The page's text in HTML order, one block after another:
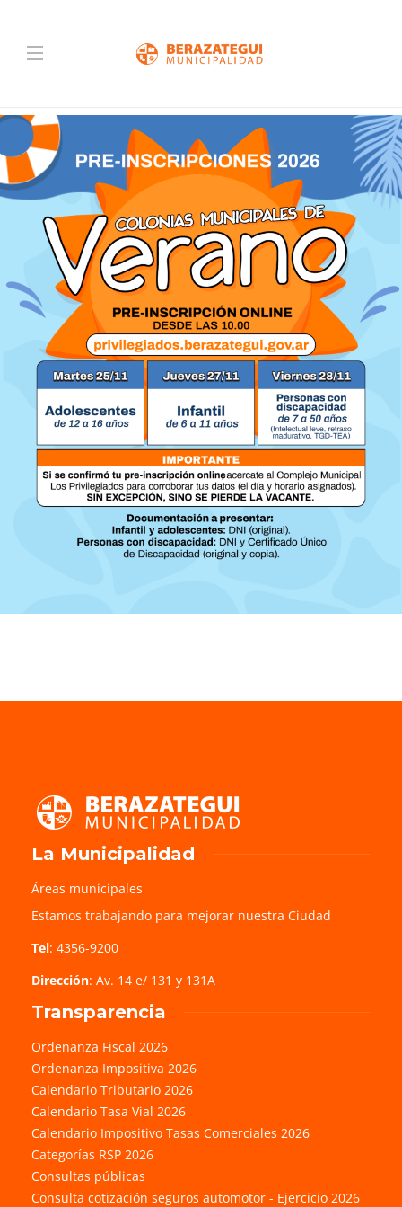
La Municipalidad
Áreas municipales
Estamos trabajando para mejorar nuestra Ciudad
Tel: 4356-9200
Dirección: Av. 14 e/ 131 y 131A
Transparencia
Ordenanza Fiscal 2026
Ordenanza Impositiva 2026
Calendario Tributario 2026
Calendario Tasa Vial 2026
Calendario Impositivo Tasas Comerciales 2026
Categorías RSP 2026
Consultas públicas
Consulta cotización seguros automotor - Ejercicio 2026